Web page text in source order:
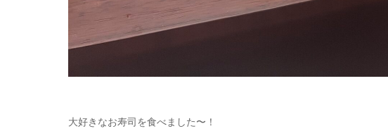
大好きなお寿司を食べました〜！